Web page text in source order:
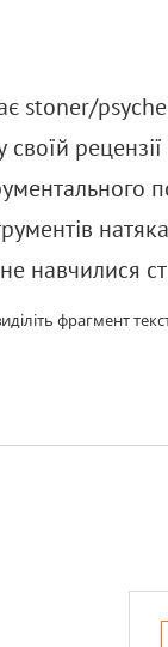
stoner/
рецензії
навчилися
фрагмент